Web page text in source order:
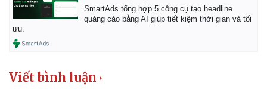
SmartAds tổng hợp 5 công cụ tạo headline
quảng cáo bằng AI giúp tiết kiệm thời gian và tối
ưu.
Viết bình luận